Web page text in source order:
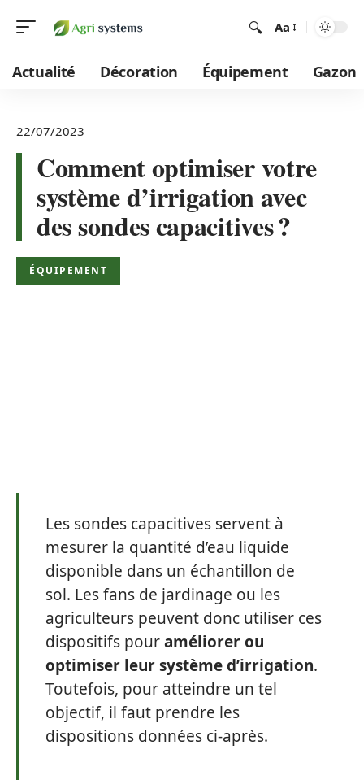
Aa
Actualité Décoration Équipement Gazon
22/07/2023
Comment optimiser votre
système d’irrigation avec
des sondes capacitives ?
ÉQUIPEMENT
Les sondes capacitives servent à
mesurer la quantité d’eau liquide
disponible dans un échantillon de
sol. Les fans de jardinage ou les
agriculteurs peuvent donc utiliser ces
dispositifs pouraméliorer ou
optimiser leur système d’irrigation.
Toutefois, pour atteindre un tel
objectif, il faut prendre les
dispositions données ci-après.